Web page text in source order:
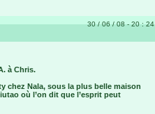
30 / 06 / 08 - 20 : 24
à Chris.
chez Nala, sous la plus belle maison
où l’on dit que l’esprit peut